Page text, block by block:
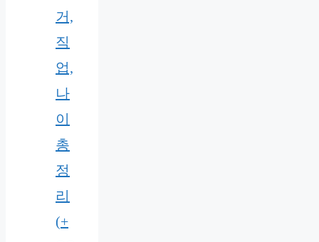
거,
직
업,
나
이
총
정
리
(+